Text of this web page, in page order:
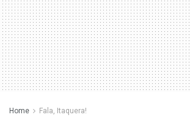
Home Fala, Itaquera!